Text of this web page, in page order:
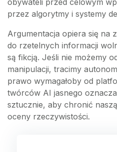
przez algorytmy i systemy
Argumentacja opiera się na
do rzetelnych informacji
są fikcją. Jeśli nie możemy
manipulacji, tracimy
prawo wymagałoby od
twórców AI jasnego
sztucznie, aby chronić
oceny rzeczywistości.